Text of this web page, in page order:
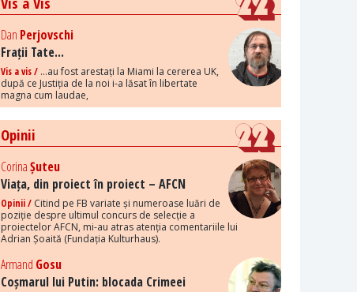
Dan Perjovschi
Frații Tate...
Vis a vis / ...au fost arestați la Miami la cererea UK,
după ce Justiția de la noi i-a lăsat în libertate
magna cum laudae,
Opinii
CorinaȘuteu
Viața, din proiect în proiect – AFCN
Opinii / Citind pe FB variate și numeroase luări de
poziție despre ultimul concurs de selecție a
proiectelor AFCN, mi-au atras atenția comentariile lui
Adrian Șoaită (Fundația Kulturhaus).
Armand Gosu
Coșmarul lui Putin: blocada Crimeei